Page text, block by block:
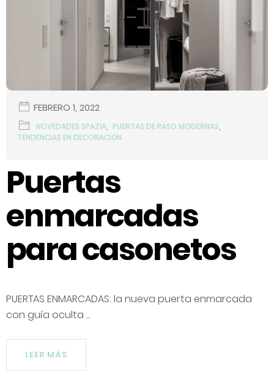
FEBRERO 1, 2022
NOVEDADES SPAZIA PUERTAS DE PASO MODERNAS
TENDENCIAS EN DECORACIÓN
Puertas
enmarcadas
para casonetos
PUERTAS ENMARCADAS: la nueva puerta enmarcada
con guía oculta ...
LEER MÁS